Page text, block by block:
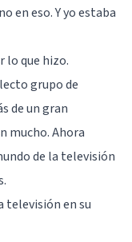
en eso. Y yo estaba
lo que hizo.
grupo de
de un gran
mucho. Ahora
de la televisión
televisión en su